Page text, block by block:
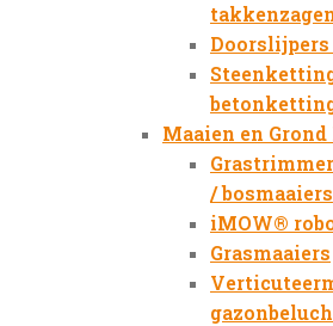
Doorslijpers
Maaien en
/ bosmaaiers
iMOW®
Grasmaaiers